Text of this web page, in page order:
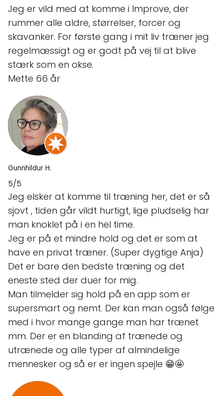
Jeg er vild med at komme i Improve, der
rummer alle aldre, størrelser, forcer og
skavanker. For første gang i mit liv træner jeg
regelmæssigt og er godt på vej til at blive
stærk som en okse.
Mette 66 år
Gunnhildur H.
5/5
Jeg elsker at komme til træning her, det er så
sjovt , tiden går vildt hurtigt, lige pludselig har
man knoklet på i en hel time.
Jeg er på et mindre hold og det er som at
have en privat træner. (Super dygtige Anja)
Det er bare den bedste træning og det
eneste sted der duer for mig.
Man tilmelder sig hold på en app som er
supersmart og nemt. Der kan man også følge
med i hvor mange gange man har trænet
mm. Der er en blanding af trænede og
utrænede og alle typer af almindelige
mennesker og så er er ingen spejle 😁🤩